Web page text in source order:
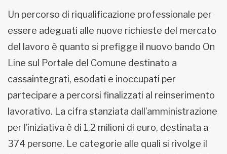
Un percorso di riqualificazione professionale per
essere adeguati alle nuove richieste del mercato
del lavoro è quanto si prefigge il nuovo bando On
Line sul Portale del Comune destinato a
cassaintegrati, esodati e inoccupati per
partecipare a percorsi finalizzati al reinserimento
lavorativo. La cifra stanziata dall’amministrazione
per l’iniziativa è di 1,2 milioni di euro, destinata a
374 persone. Le categorie alle quali si rivolge il